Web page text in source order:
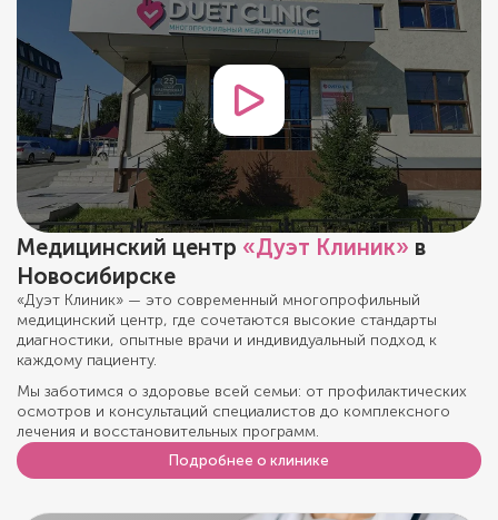
Медицинский центр «Дуэт Клиник» в
Новосибирске
«Дуэт Клиник» — это современный многопрофильный
медицинский центр, где сочетаются высокие стандарты
диагностики, опытные врачи и индивидуальный подход к
каждому пациенту.
Мы заботимся о здоровье всей семьи: от профилактических
осмотров и консультаций специалистов до комплексного
лечения и восстановительных программ.
Подробнее о клинике